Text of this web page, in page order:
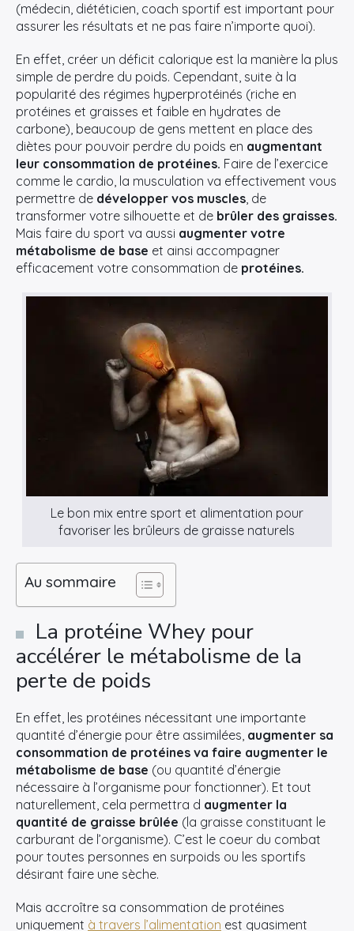
(médecin, diététicien, coach sportif est important pour
assurer les résultats et ne pas faire n’importe quoi).
En effet, créer un déficit calorique est la manière la plus
simple de perdre du poids. Cependant, suite à la
popularité des régimes hyperprotéinés (riche en
protéines et graisses et faible en hydrates de
carbone), beaucoup de gens mettent en place des
diètes pour pouvoir perdre du poids en augmentant
leur consommation de protéines. Faire de l’exercice
comme le cardio, la musculation va effectivement vous
permettre de développer vos muscles, de
transformer votre silhouette et de brûler des graisses.
Mais faire du sport va aussi augmenter votre
métabolisme de base et ainsi accompagner
efficacement votre consommation de protéines.
Le bon mix entre sport et alimentation pour
favoriser les brûleurs de graisse naturels
Au sommaire
La protéine Whey pour
accélérer le métabolisme de la
perte de poids
En effet, les protéines nécessitant une importante
quantité d’énergie pour être assimilées, augmenter sa
consommation de protéines va faire augmenter le
métabolisme de base (ou quantité d’énergie
nécessaire à l’organisme pour fonctionner). Et tout
naturellement, cela permettra d augmenter la
quantité de graisse brûlée (la graisse constituant le
carburant de l’organisme). C’est le coeur du combat
pour toutes personnes en surpoids ou les sportifs
désirant faire une sèche.
Mais accroître sa consommation de protéines
uniquement à travers l’alimentation est quasiment